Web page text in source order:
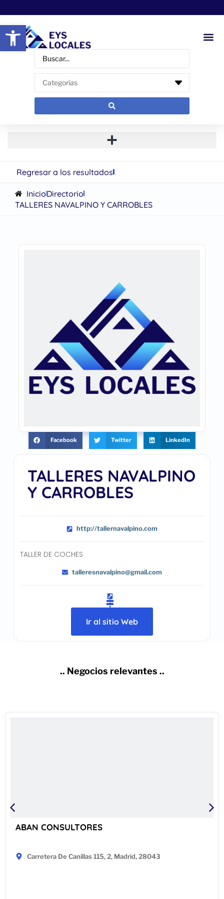
Abrir barra de herramientas
Regresar a los resultados
InicioDirectorio
TALLERES NAVALPINO Y CARROBLES
TALLERES NAVALPINO
Y CARROBLES
http://tallernavalpino.com
TALLER DE COCHES
talleresnavalpino@gmail.com
Ir al sitio Web
Facebook Twitter LinkedIn
.. Negocios relevantes ..
ABAN CONSULTORES
Carretera De Canillas 115, 2, Madrid, 28043